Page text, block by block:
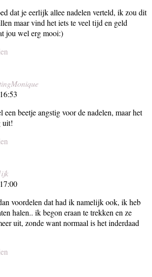
dat je eerlijk allee nadelen verteld, ik zou dit
maar vind het iets te veel tijd en geld
jou wel erg mooi:)
beetje angstig voor de nadelen, maar het
uit!
voordelen dat had ik namelijk ook, ik heb
halen.. ik begon eraan te trekken en ze
uit, zonde want normaal is het inderdaad